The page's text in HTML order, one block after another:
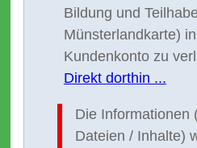
Bildung und
Münsterlandkarte)
Kundenkonto zu
Direkt dorthin ...
Die Informationen
Dateien / Inhalte)